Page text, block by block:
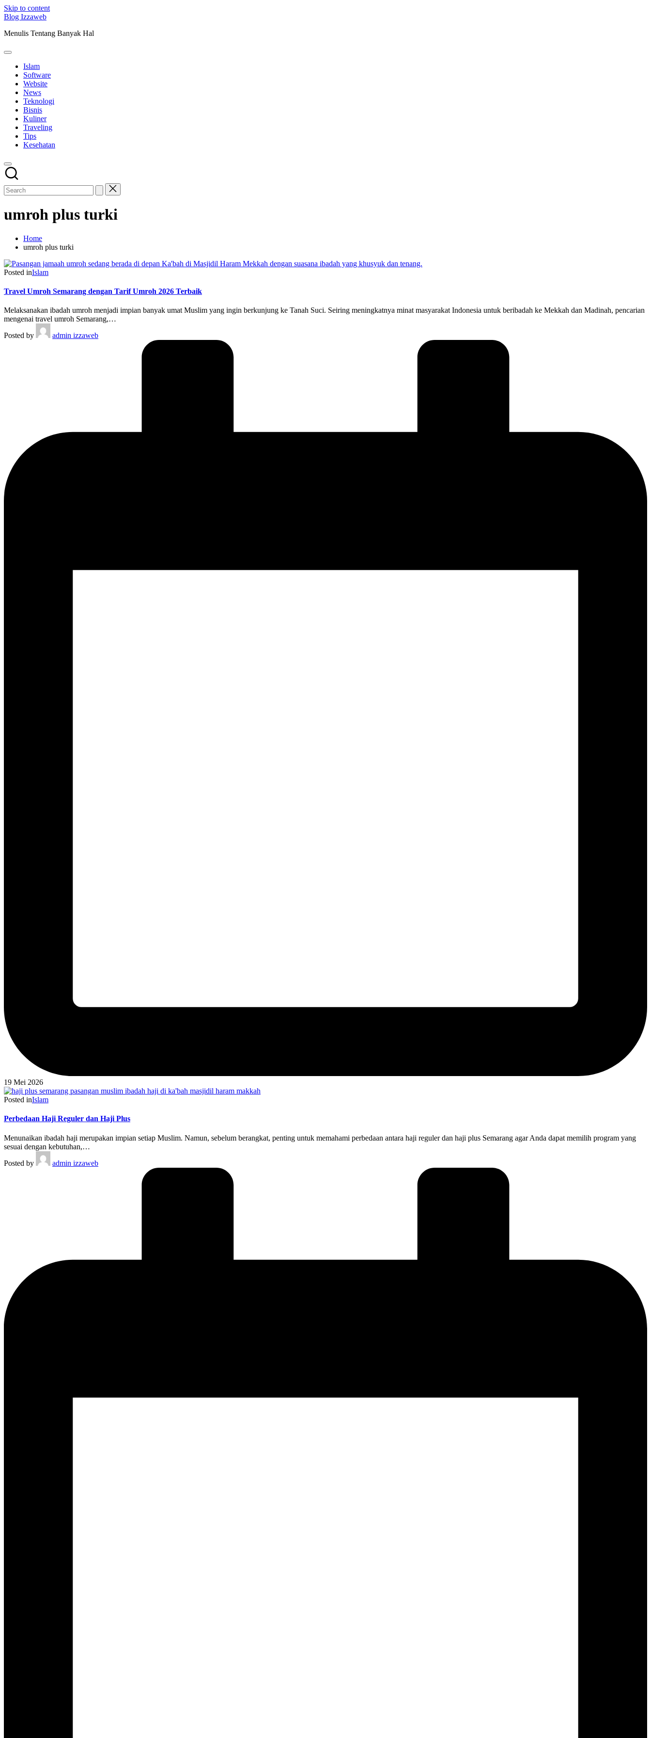
Skip to content
Blog Izzaweb
Menulis Tentang Banyak Hal
Islam
Software
Website
News
Teknologi
Bisnis
Kuliner
Traveling
Tips
Kesehatan
umroh plus turki
Home
umroh plus turki
Posted inIslam
Travel Umroh Semarang dengan Tarif Umroh 2026 Terbaik
Melaksanakan ibadah umroh menjadi impian banyak umat Muslim yang ingin berkunjung ke Tanah Suci. Seiring meningkatnya minat masyarakat Indonesia untuk beribadah ke Mekkah dan Madinah, pencarian
mengenai travel umroh Semarang,…
Posted by
admin izzaweb
19 Mei 2026
Posted inIslam
Perbedaan Haji Reguler dan Haji Plus
Menunaikan ibadah haji merupakan impian setiap Muslim. Namun, sebelum berangkat, penting untuk memahami perbedaan antara haji reguler dan haji plus Semarang agar Anda dapat memilih program yang
sesuai dengan kebutuhan,…
Posted by
admin izzaweb